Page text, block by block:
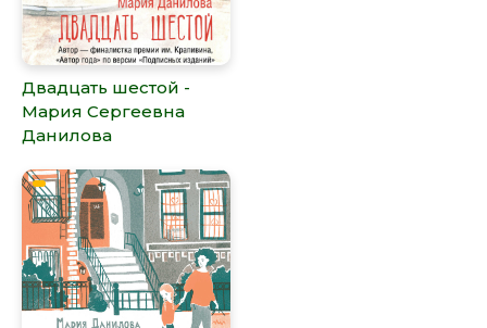
Двадцать шестой -
Мария Сергеевна
Данилова